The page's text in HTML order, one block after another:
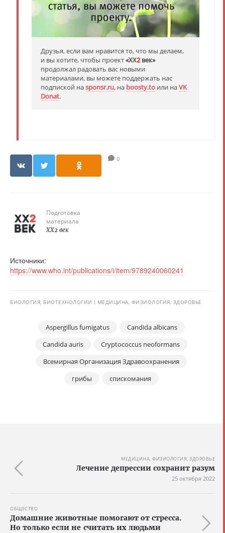
Друзья, если вам нравится то, что мы делаем,
и вы хотите, чтобы проект«XX2век»
продолжал радовать вас новыми
материалами, вы можете поддержать нас
подпиской наsponsr.ru, на boosty.to или наVK
Donat.
0
Подготовка
материала
XX2 век
Источники:
https://www.who.int/publications/i/item/9789240060241
БИОЛОГИЯ, БИОТЕХНОЛОГИИ МЕДИЦИНА, ФИЗИОЛОГИЯ, ЗДОРОВЬЕ
Aspergillus fumigatus
Candida albicans
Candida auris
Cryptococcus neoformans
Всемирная Организация Здравоохранения
грибы
спискомания
МЕДИЦИНА, ФИЗИОЛОГИЯ, ЗДОРОВЬЕ
Лечение депрессии сохранит разум
25 октября 2022
ОБЩЕСТВО
Домашние животные помогают от стресса.
Но только если не считать их людьми